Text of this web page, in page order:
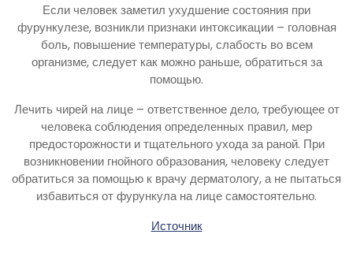
Если человек заметил ухудшение состояния при
фурункулезе, возникли признаки интоксикации – головная
боль, повышение температуры, слабость во всем
организме, следует как можно раньше, обратиться за
помощью.
Лечить чирей на лице – ответственное дело, требующее от
человека соблюдения определенных правил, мер
предосторожности и тщательного ухода за раной. При
возникновении гнойного образования, человеку следует
обратиться за помощью к врачу дерматологу, а не пытаться
избавиться от фурункула на лице самостоятельно.
Источник